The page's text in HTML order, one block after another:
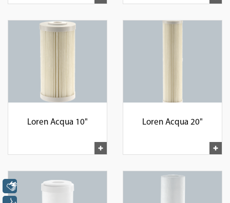
Loren Acqua 10" Loren Acqua 20"
Libras